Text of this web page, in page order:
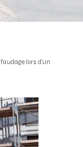
lors d’un